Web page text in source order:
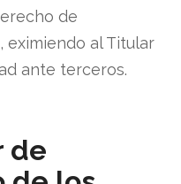
de
eximiendo al Titular
ante terceros.
de